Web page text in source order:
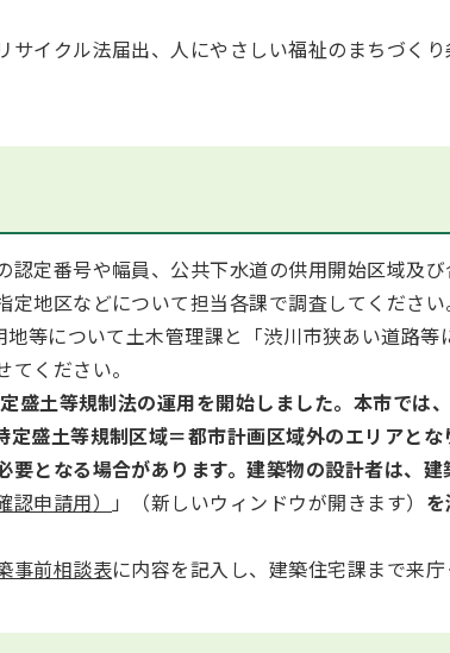
イクル法届出、人にやさしい福祉のまちづく
定番号や幅員、公共下水道の供用開始区域及
地区などについて担当各課で調査してください
等について土木管理課と「渋川市狭あい道路等
ください。
盛土等規制法の運用を開始しました。本市では
盛土等規制区域＝都市計画区域外のエリアとな
となる場合があります。建築物の設計者は、
認申請用） 」（新しいウィンドウが開きます）
事前相談表に内容を記入し、建築住宅課まで来庁